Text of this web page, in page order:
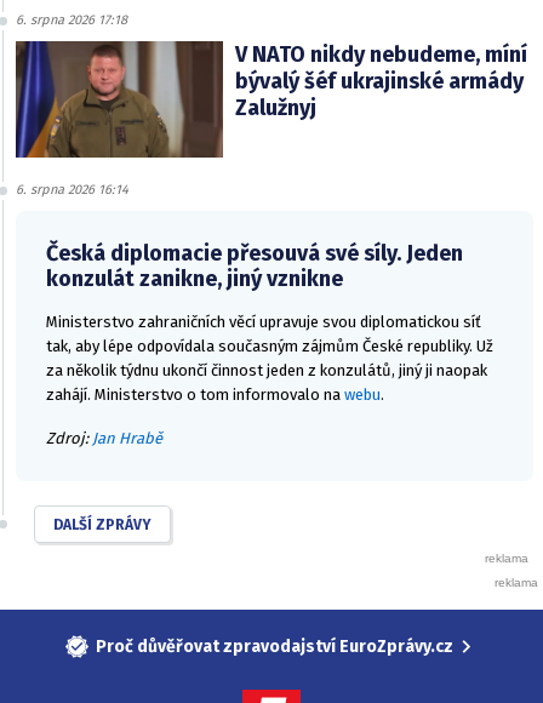
6. srpna 2026 17:18
V NATO nikdy nebudeme, míní
bývalý šéf ukrajinské armády
Zalužnyj
6. srpna 2026 16:14
Česká diplomacie přesouvá své síly. Jeden
konzulát zanikne, jiný vznikne
Ministerstvo zahraničních věcí upravuje svou diplomatickou síť
tak, aby lépe odpovídala současným zájmům České republiky. Už
za několik týdnu ukončí činnost jeden z konzulátů, jiný ji naopak
zahájí. Ministerstvo o tom informovalo na webu.
Zdroj: Jan Hrabě
DALŠÍ ZPRÁVY
Proč důvěřovat zpravodajství EuroZprávy.cz